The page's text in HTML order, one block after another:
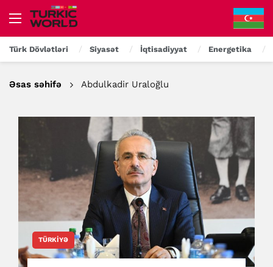
Türk Dövlətləri Siyasət İqtisadiyyat Energetika
Əsas səhifə Abdulkadir Uraloğlu
TÜRKIYƏ